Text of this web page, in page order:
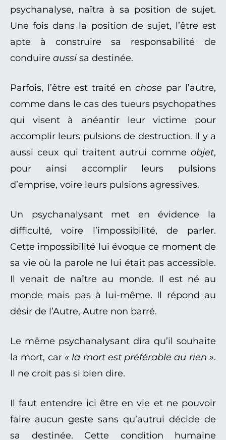
psychanalyse, naîtra à sa position de sujet.
Une fois dans la position de sujet, l’être est
apte à construire sa responsabilité de
conduire aussi sa destinée.
Parfois, l’être est traité en chose par l’autre,
comme dans le cas des tueurs psychopathes
qui visent à anéantir leur victime pour
accomplir leurs pulsions de destruction. Il y a
aussi ceux qui traitent autrui comme objet,
pour ainsi accomplir leurs pulsions
d’emprise, voire leurs pulsions agressives.
Un psychanalysant met en évidence la
difficulté, voire l’impossibilité, de parler.
Cette impossibilité lui évoque ce moment de
sa vie où la parole ne lui était pas accessible.
Il venait de naître au monde. Il est né au
monde mais pas à lui-même. Il répond au
désir de l’Autre, Autre non barré.
Le même psychanalysant dira qu’il souhaite
la mort, car « la mort est préférable au rien ».
Il ne croit pas si bien dire.
Il faut entendre ici être en vie et ne pouvoir
faire aucun geste sans qu’autrui décide de
sa destinée. Cette condition humaine